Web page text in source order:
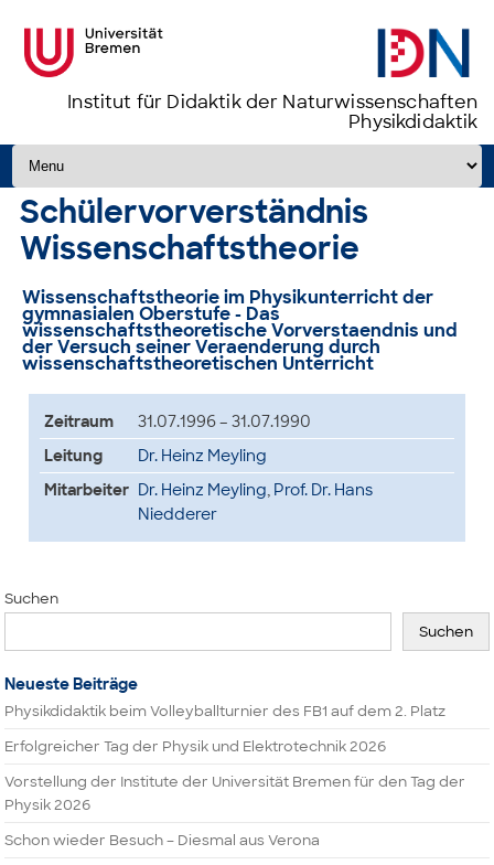
Institut für Didaktik der Naturwissenschaften
Physikdidaktik
Zum Inhalt springen
Schülervorverständnis
Wissenschaftstheorie
Wissenschaftstheorie im Physikunterricht der
gymnasialen Oberstufe - Das
wissenschaftstheoretische Vorverstaendnis und
der Versuch seiner Veraenderung durch
wissenschaftstheoretischen Unterricht
Zeitraum
31.07.1996 – 31.07.1990
Leitung
Dr. Heinz Meyling
Mitarbeiter Dr. Heinz Meyling, Prof. Dr. Hans
Niedderer
Suchen
Suchen
Neueste Beiträge
Physikdidaktik beim Volleyballturnier des FB1 auf dem 2. Platz
Erfolgreicher Tag der Physik und Elektrotechnik 2026
Vorstellung der Institute der Universität Bremen für den Tag der
Physik 2026
Schon wieder Besuch – Diesmal aus Verona